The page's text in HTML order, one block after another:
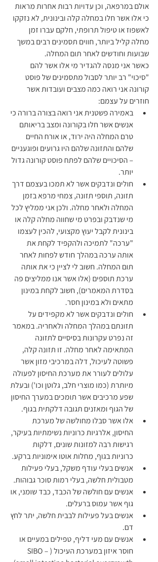
אולם במרפאה, וכן עדויות רבות אחרות מראות
כי אלו אשר חלו במחלה קלה ובינונית, לא נזקקו
לאשפוז או טיפול תרופתי, חלקם עברו זמן
מחלה קליל ביותר, חווים תסמינים רבים במשך
שבועות וחודשים לאחר תום המחלה.
כאשר אני מנסה להגדיר מי אלו אשר להם
"סיכוי" רב יותר לסבול מתסמינים של פוסט
קורונה אני רואה כמה מצבים ועובדות אשר
חוזרים על עצמם:
באמירה פשטנית אני רואה בצורה ברורה כי
אנשים אשר חלו בקורונה ומצב בריאותם
טרם המחלה היה ירוד, או אורח החיים
שלהם והתזונה שלהם היו גרועים ופוגעניים
– הסיכויים שלהם לפתח פוסט קורונה גדול
יותר.
חולים ונדבקים אשר לא תמכו בעצמם דרך
תזונה, תוספי תזונה, צמחי מרפא בזמן
המחלה ולאחר מחלה. ולכן אני ממליץ לכל
מי שנדבק ובפרט מי שחווה מחלה קלה או
בינונית לקבל יעוץ מקצועי, להכין לעצמו
"ערכה" לתמיכה ולהקפיד לקחת את
אותה ערכה במהלך חודש לפחות לאחר
תום המחלה. חשוב לי לציין כי את אותה
ערכת תוספים (אלו אשר אנו ממליצים פה
בסדרת המאמרים), חשוב לקחת במינון
מתאים ולא במינון חסר.
חולים ונדבקים אשר לא מקפידים על
תזונתם במהלך המחלה ולאחריה. במאמר
זה נפרט עקרונות בסיסיים לתזונה
המתאימה לאחר מחלה. זו תזונה קלה,
פשוטה לעיכול, דלה במרכיבי מזון אשר
עלולים לעורר את מערכת החיסון לפעולה
מיותרת (כמו מוצרי חלב, גלוטן וכו') ובעלת
שפע מרכיבים אשר תומכים במערך החיסון
של הגוף ומאזנים תגובה דלקתית בגוף.
אלו אשר סבלו מחולשה של מערכת
החיסון, אלרגיות כרוניות נשימתיות בעיקר,
רגישות רבה למזונות שונים, דלקות
כרוניות בגוף, מחלות אוטו אימוניות ברקע.
אנשים בעלי עודף משקל, בעלי פעילות
מטבולית חלשה, בעלי רמות סוכר גבוהות.
אנשים עם חולשה של הכבד, כבד שומני, או
גוף אשר עמוס ברעלים.
אנשים בעל פעילות לבבית חלשה, יתר לחץ
דם.
אנשים עם מעי דליף, טפילים במעיים או
חוסר איזון במערכת העיכול (SIBO –